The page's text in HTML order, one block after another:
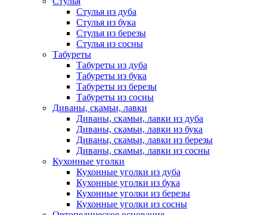
Стулья из дуба
Стулья из бука
Стулья из березы
Стулья из сосны
Табуреты
Табуреты из дуба
Табуреты из бука
Табуреты из березы
Табуреты из сосны
Диваны, скамьи, лавки
Диваны, скамьи, лавки из дуба
Диваны, скамьи, лавки из бука
Диваны, скамьи, лавки из березы
Диваны, скамьи, лавки из сосны
Кухонные уголки
Кухонные уголки из дуба
Кухонные уголки из бука
Кухонные уголки из березы
Кухонные уголки из сосны